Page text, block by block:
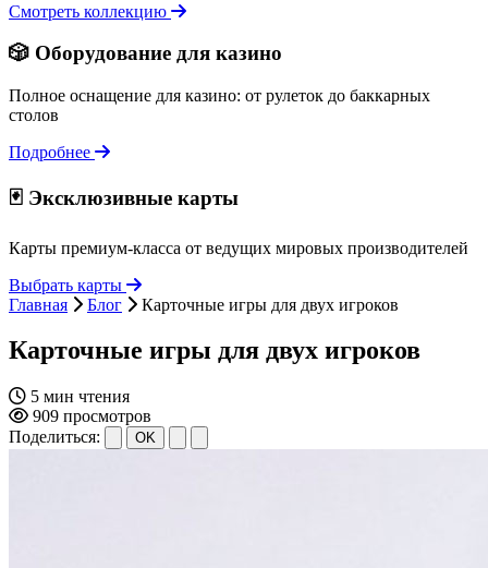
Смотреть коллекцию
🎲 Оборудование для казино
Полное оснащение для казино: от рулеток до баккарных
столов
Подробнее
🃏 Эксклюзивные карты
Карты премиум-класса от ведущих мировых производителей
Выбрать карты
Главная
Блог Карточные игры для двух игроков
Карточные игры для двух игроков
5 мин чтения
909 просмотров
Поделиться:
OK